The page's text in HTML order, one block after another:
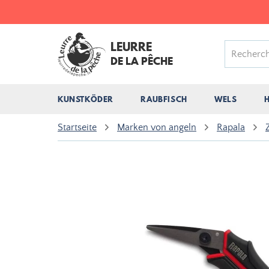
LEURRE
DE LA PÊCHE
KUNSTKÖDER RAUBFISCH WELS
Startseite Marken von angeln Rapala